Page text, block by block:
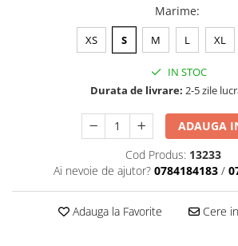
Halate medicale polar - unisex
Sorturi restaurante
Tricouri de lucru
Saboti medicali
ACCESORII
Noutati
Marime:
XS S M L XL
IN STOC
Durata de livrare: 2-5 zile
ADAUGA
Cod Produs: 13233
Ai nevoie de ajutor? 0784184183 /
Adauga la Favorite Cere